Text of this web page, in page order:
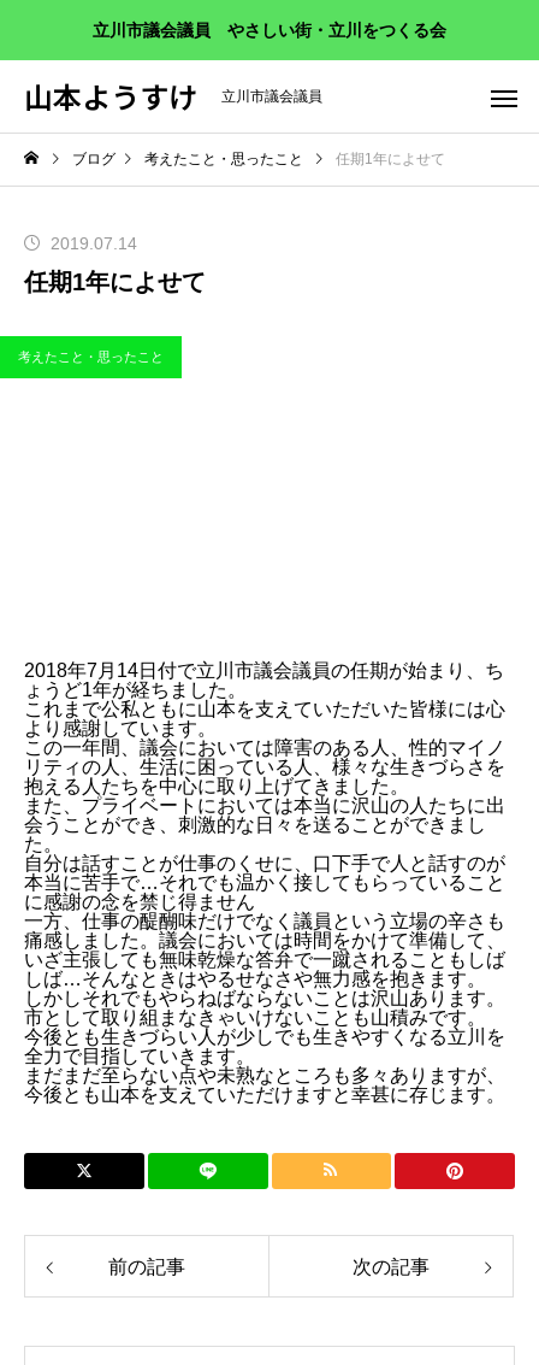
立川市議会議員 やさしい街・立川をつくる会
山本ようすけ 立川市議会議員
ブログ 考えたこと・思ったこと 任期1年によせて
2019.07.14
任期1年によせて
考えたこと・思ったこと
2018年7月14日付で立川市議会議員の任期が始まり、ち
ょうど1年が経ちました。
これまで公私ともに山本を支えていただいた皆様には心
より感謝しています。
この一年間、議会においては障害のある人、性的マイノ
リティの人、生活に困っている人、様々な生きづらさを
抱える人たちを中心に取り上げてきました。
また、プライベートにおいては本当に沢山の人たちに出
会うことができ、刺激的な日々を送ることができまし
た。
自分は話すことが仕事のくせに、口下手で人と話すのが
本当に苦手で…それでも温かく接してもらっていること
に感謝の念を禁じ得ません
一方、仕事の醍醐味だけでなく議員という立場の辛さも
痛感しました。議会においては時間をかけて準備して、
いざ主張しても無味乾燥な答弁で一蹴されることもしば
しば…そんなときはやるせなさや無力感を抱きます。
しかしそれでもやらねばならないことは沢山あります。
市として取り組まなきゃいけないことも山積みです。
今後とも生きづらい人が少しでも生きやすくなる立川を
全力で目指していきます。
まだまだ至らない点や未熟なところも多々ありますが、
今後とも山本を支えていただけますと幸甚に存じます。
前の記事 次の記事